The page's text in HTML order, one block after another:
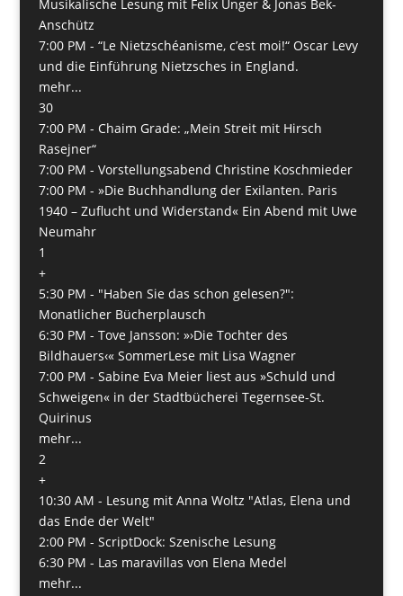
Musikalische Lesung mit Felix Unger & Jonas Bek-
Anschütz
7:00 PM - “Le Nietzschéanisme, c’est moi!“ Oscar Levy
und die Einführung Nietzsches in England.
mehr...
30
7:00 PM - Chaim Grade: „Mein Streit mit Hirsch
Rasejner“
7:00 PM - Vorstellungsabend Christine Koschmieder
7:00 PM - »Die Buchhandlung der Exilanten. Paris
1940 – Zuflucht und Widerstand« Ein Abend mit Uwe
Neumahr
1
+
5:30 PM - "Haben Sie das schon gelesen?":
Monatlicher Bücherplausch
6:30 PM - Tove Jansson: »›Die Tochter des
Bildhauers‹« SommerLese mit Lisa Wagner
7:00 PM - Sabine Eva Meier liest aus »Schuld und
Schweigen« in der Stadtbücherei Tegernsee-St.
Quirinus
mehr...
2
+
10:30 AM - Lesung mit Anna Woltz "Atlas, Elena und
das Ende der Welt"
2:00 PM - ScriptDock: Szenische Lesung
6:30 PM - Las maravillas von Elena Medel
mehr...